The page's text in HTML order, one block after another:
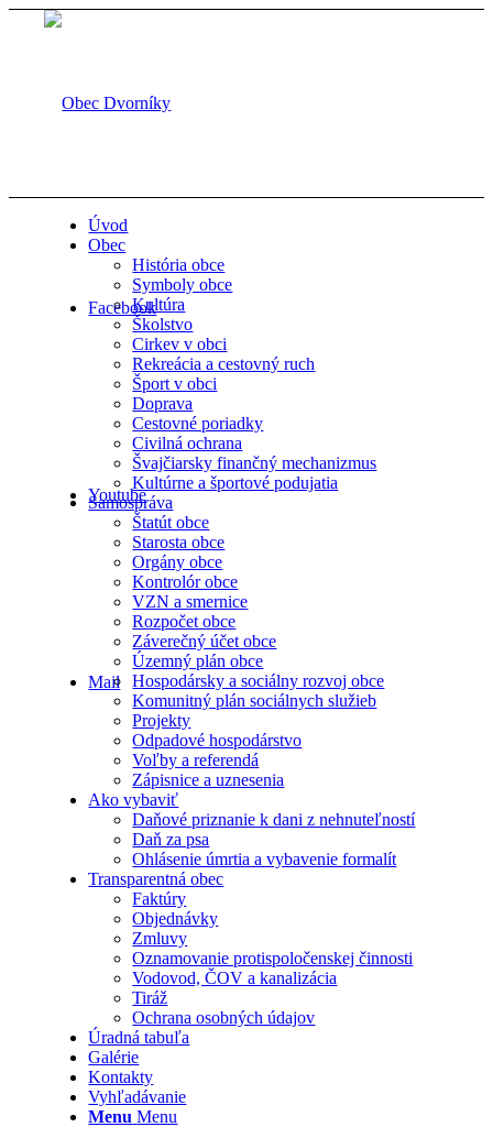
Facebook
Youtube
Mail
Úvod
Obec
História obce
Symboly obce
Kultúra
Školstvo
Cirkev v obci
Rekreácia a cestovný ruch
Šport v obci
Doprava
Cestovné poriadky
Civilná ochrana
Švajčiarsky finančný mechanizmus
Kultúrne a športové podujatia
Samospráva
Štatút obce
Starosta obce
Orgány obce
Kontrolór obce
VZN a smernice
Rozpočet obce
Záverečný účet obce
Územný plán obce
Hospodársky a sociálny rozvoj obce
Komunitný plán sociálnych služieb
Projekty
Odpadové hospodárstvo
Voľby a referendá
Zápisnice a uznesenia
Ako vybaviť
Daňové priznanie k dani z nehnuteľností
Daň za psa
Ohlásenie úmrtia a vybavenie formalít
Transparentná obec
Faktúry
Objednávky
Zmluvy
Oznamovanie protispoločenskej činnosti
Vodovod, ČOV a kanalizácia
Tiráž
Ochrana osobných údajov
Úradná tabuľa
Galérie
Kontakty
Vyhľadávanie
Menu Menu